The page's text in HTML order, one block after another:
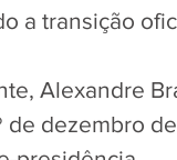
a transição
Alexandre
de dezembro